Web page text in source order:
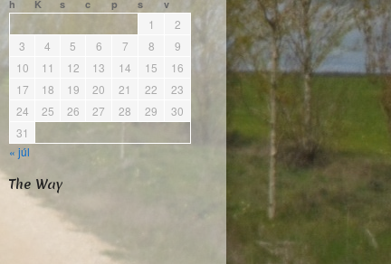
h K s c p s v
1
2
3
4 5 6 7 8
9
10
11 12 13 14 15
16
17
18 19 20 21 22
23
24
25 26 27 28 29
30
31
« júl
The Way